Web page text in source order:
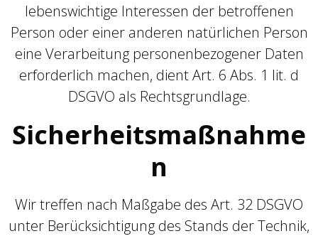
lebenswichtige Interessen der betroffenen
Person oder einer anderen natürlichen Person
eine Verarbeitung personenbezogener Daten
erforderlich machen, dient Art. 6 Abs. 1 lit. d
DSGVO als Rechtsgrundlage.
Sicherheitsmaßnahme
n
Wir treffen nach Maßgabe des Art. 32 DSGVO
unter Berücksichtigung des Stands der Technik,